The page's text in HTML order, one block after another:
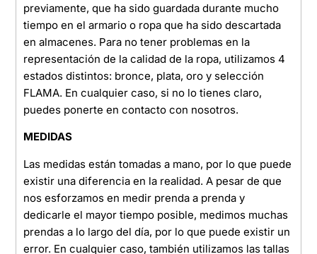
previamente, que ha sido guardada durante mucho
tiempo en el armario o ropa que ha sido descartada
en almacenes. Para no tener problemas en la
representación de la calidad de la ropa, utilizamos 4
estados distintos: bronce, plata, oro y selección
FLAMA. En cualquier caso, si no lo tienes claro,
puedes ponerte en contacto con nosotros.
MEDIDAS
Las medidas están tomadas a mano, por lo que puede
existir una diferencia en la realidad. A pesar de que
nos esforzamos en medir prenda a prenda y
dedicarle el mayor tiempo posible, medimos muchas
prendas a lo largo del día, por lo que puede existir un
error. En cualquier caso, también utilizamos las tallas